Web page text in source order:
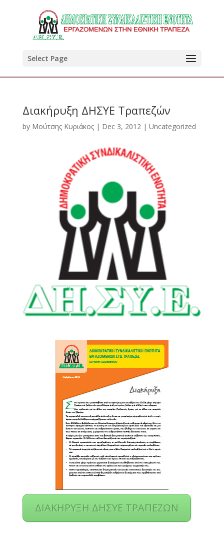
Select Page
Διακήρυξη ΔΗΣΥΕ Τραπεζών
by Μούτσης Κυριάκος| Dec 3, 2012| Uncategorized
ΔΙΑΚΗΡΥΞΗ ΔΗΣΥΕ ΤΡΑΠΕΖΩΝ